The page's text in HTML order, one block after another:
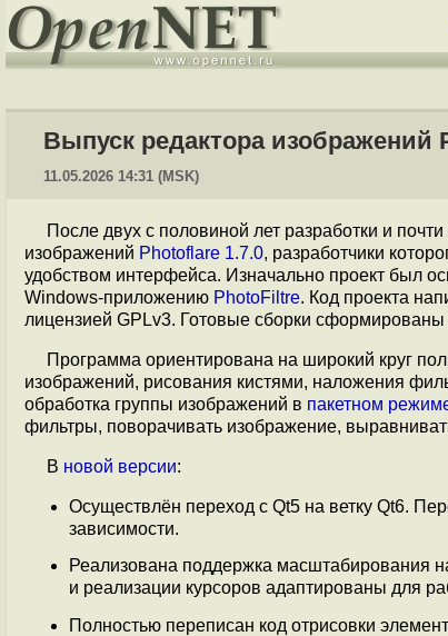
Выпуск редактора изображений
11.05.2026 14:31 (MSK)
После двух с половиной лет разработки и
изображений Photoflare 1.7.0, разработчики
удобством интерфейса. Изначально проект был
Windows-приложению PhotoFiltre. Код проекта
лицензией GPLv3. Готовые сборки
Программа ориентирована на широкий круг
изображений, рисования кистями, наложения
обработка группы изображений в пакетном
фильтры, поворачивать изображение,
В новой версии:
Осуществлён переход c Qt5 на ветку Qt6.
зависимости.
Реализована поддержка масштабирования
и реализации курсоров адаптированы для
Полностью переписан код отрисовки